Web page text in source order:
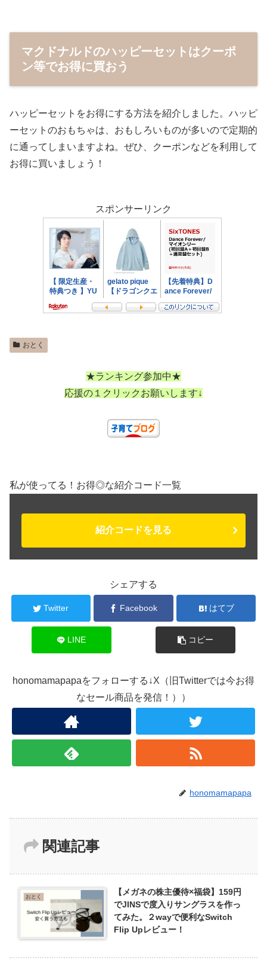
マクドナルドのハッピーセットはクーポ
ン等でお得に買おう
ハッピーセットをお得にする方法を紹介しました。ハッピ
ーセットのおもちゃは、おもしろいものが多いので定期的
に通ってしまいますよね。ぜひ、クーポンなどを利用して
お得に買いましょう！
スポンサーリンク
おとく
★ランキング参加中★
応援の１クリックお願いします↓
私が使ってる！お得◎な紹介コード一覧
紹介コードを見る
シェアする
Twitter Facebook はてブ
LINE コピー
honomamapapaをフォローする↓X（旧Twitterでは今お得
なセール商品を発信！））
honomamapapa
関連記事
おとく
【メガネの株主優待×福袋】159円
でJINSで度入りサングラスを作っ
てみた。２wayで便利なSwitch
Flip Upレビュー！